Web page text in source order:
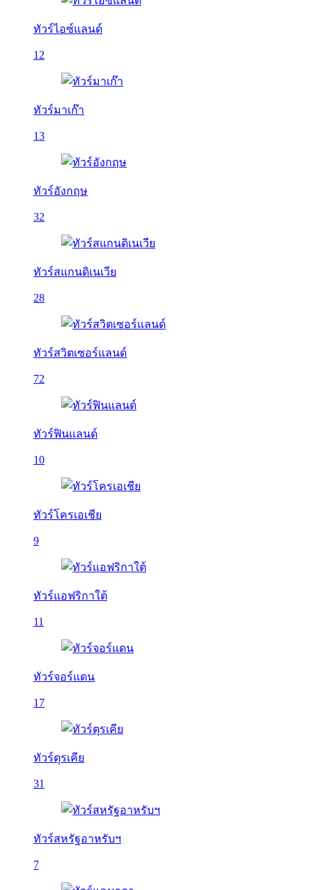
ทัวร์ไอซ์แลนด์
12
ทัวร์มาเก๊า
13
ทัวร์อังกฤษ
32
ทัวร์สแกนดิเนเวีย
28
ทัวร์สวิตเซอร์แลนด์
72
ทัวร์ฟินแลนด์
10
ทัวร์โครเอเชีย
9
ทัวร์แอฟริกาใต้
11
ทัวร์จอร์แดน
17
ทัวร์ตุรเคีย
31
ทัวร์สหรัฐอาหรับฯ
7